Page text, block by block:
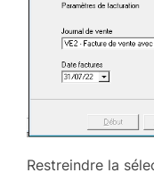
Restreindre la